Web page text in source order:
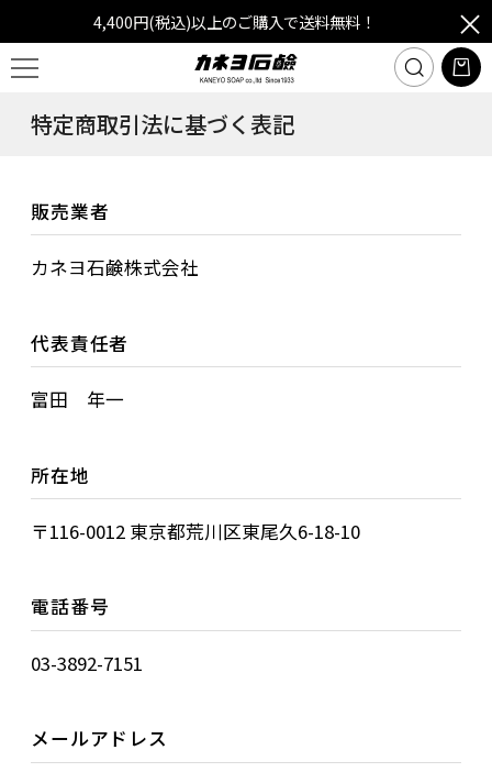
4,400円(税込)以上のご購入で送料無料！
特定商取引法に基づく表記
販売業者
カネヨ石鹸株式会社
代表責任者
富田 年一
所在地
〒116-0012 東京都荒川区東尾久6-18-10
電話番号
03-3892-7151
メールアドレス